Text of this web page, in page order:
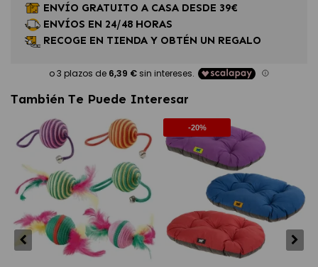
ENVÍO GRATUITO A CASA DESDE 39€
ENVÍOS EN 24/48 HORAS
RECOGE EN TIENDA Y OBTÉN UN REGALO
También Te Puede Interesar
-20%